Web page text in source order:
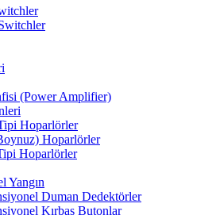
(Power Amplifier)
Hoparlörler
Hoparlörler
Hoparlörler
Yangın
Duman Dedektörler
Kırbas Butonlar